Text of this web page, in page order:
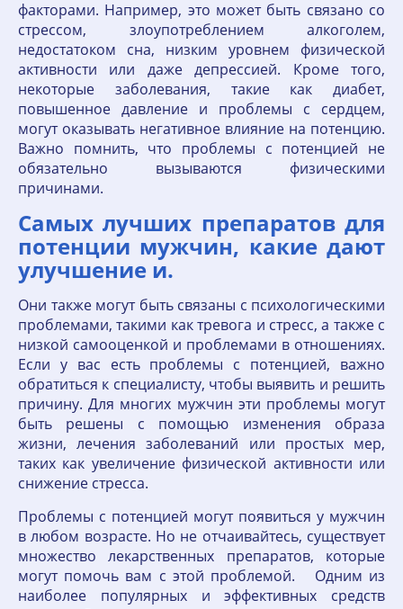
факторами. Например, это может быть связано со
стрессом, злоупотреблением алкоголем,
недостатоком сна, низким уровнем физической
активности или даже депрессией. Кроме того,
некоторые заболевания, такие как диабет,
повышенное давление и проблемы с сердцем,
могут оказывать негативное влияние на потенцию.
Важно помнить, что проблемы с потенцией не
обязательно вызываются физическими
причинами.
Самых лучших препаратов для
потенции мужчин, какие дают
улучшение и.
Они также могут быть связаны с психологическими
проблемами, такими как тревога и стресс, а также с
низкой самооценкой и проблемами в отношениях.
Если у вас есть проблемы с потенцией, важно
обратиться к специалисту, чтобы выявить и решить
причину. Для многих мужчин эти проблемы могут
быть решены с помощью изменения образа
жизни, лечения заболеваний или простых мер,
таких как увеличение физической активности или
снижение стресса.
Проблемы с потенцией могут появиться у мужчин
в любом возрасте. Но не отчаивайтесь, существует
множество лекарственных препаратов, которые
могут помочь вам с этой проблемой. Одним из
наиболее популярных и эффективных средств